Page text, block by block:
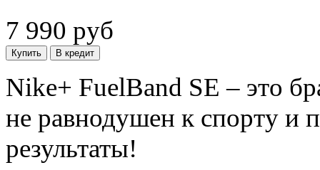
7 990 руб
Nike+ FuelBand SE – это
не равнодушен к спорту и
результаты!